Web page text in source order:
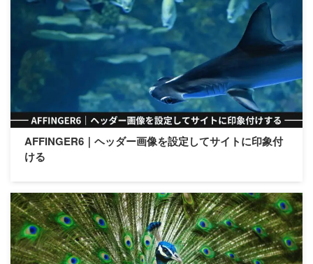
AFFINGER6｜ヘッダー画像を設定してサイトに印象付
ける